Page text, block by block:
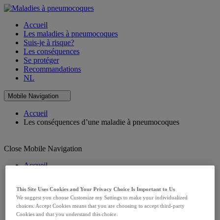
Accueil
Les maladies à pneumocoques
Suis-je à risque?
Les conséquences
Se protéger
Recommandations
NL
Mobile Navigation
Accueil
Les conséquences d’une maladie à pneumocoques
Close Mobile Navigation
Accueil
Les conséquences
Se protéger
Recommandations
This Site Uses Cookies and Your Privacy Choice Is Important to Us
We suggest you choose Customize my Settings to make your individualized
choices. Accept Cookies means that you are choosing to accept third-party
Cookies and that you understand this choice.